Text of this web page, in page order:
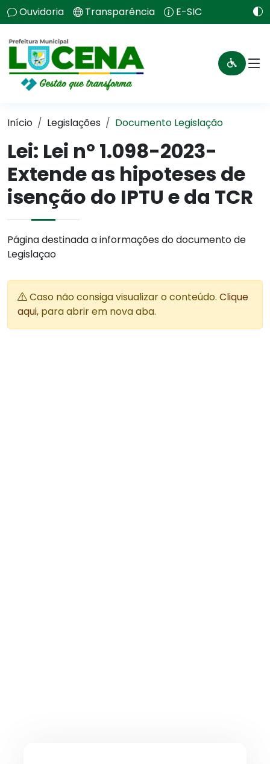
Ouvidoria Transparência E-SIC
Início Legislações Documento Legislação
Lei: Lei nº 1.098-2023-
Extende as hipoteses de
isenção do IPTU e da TCR
Página destinada a informações do documento de
Legislaçao
Caso não consiga visualizar o conteúdo. Clique
aqui, para abrir em nova aba.